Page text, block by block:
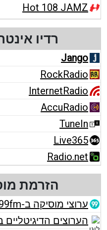
Hot 108 JAMZ
רדיו
Jango
RockRadio
InternetRadio
AccuRadio
TuneIn
Live365
Radio.net
הזרמת
ערוצי מוסיקה ב-eco99fm
הערוצים הדיגיטליים ב-100fm